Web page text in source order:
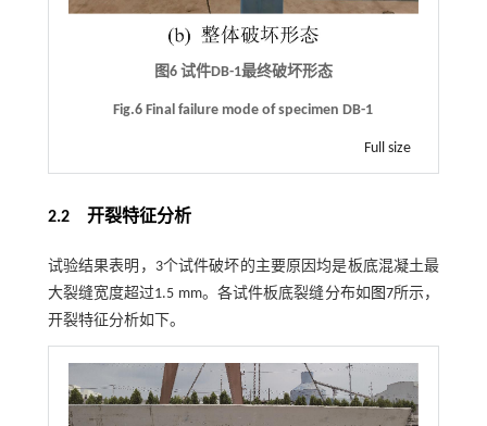
图6 试件DB-1最终破坏形态
Fig.6 Final failure mode of specimen DB-1
Full size
2.2开裂特征分析
试验结果表明，3个试件破坏的主要原因均是板底混凝土最
大裂缝宽度超过1.5 mm。各试件板底裂缝分布如 图7所示，
开裂特征分析如下。